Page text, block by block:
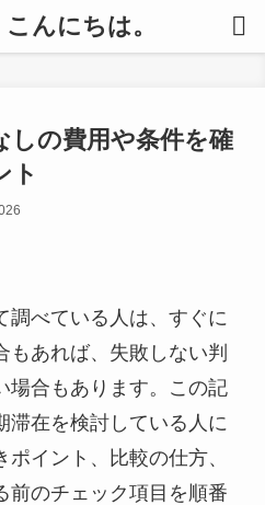
んにちは。
しの費用や条件を確
ト
調べている人は、すぐに
もあれば、失敗しない判
場合もあります。この記
滞在を検討している人に
イント、比較の仕方、
前のチェック項目を順番